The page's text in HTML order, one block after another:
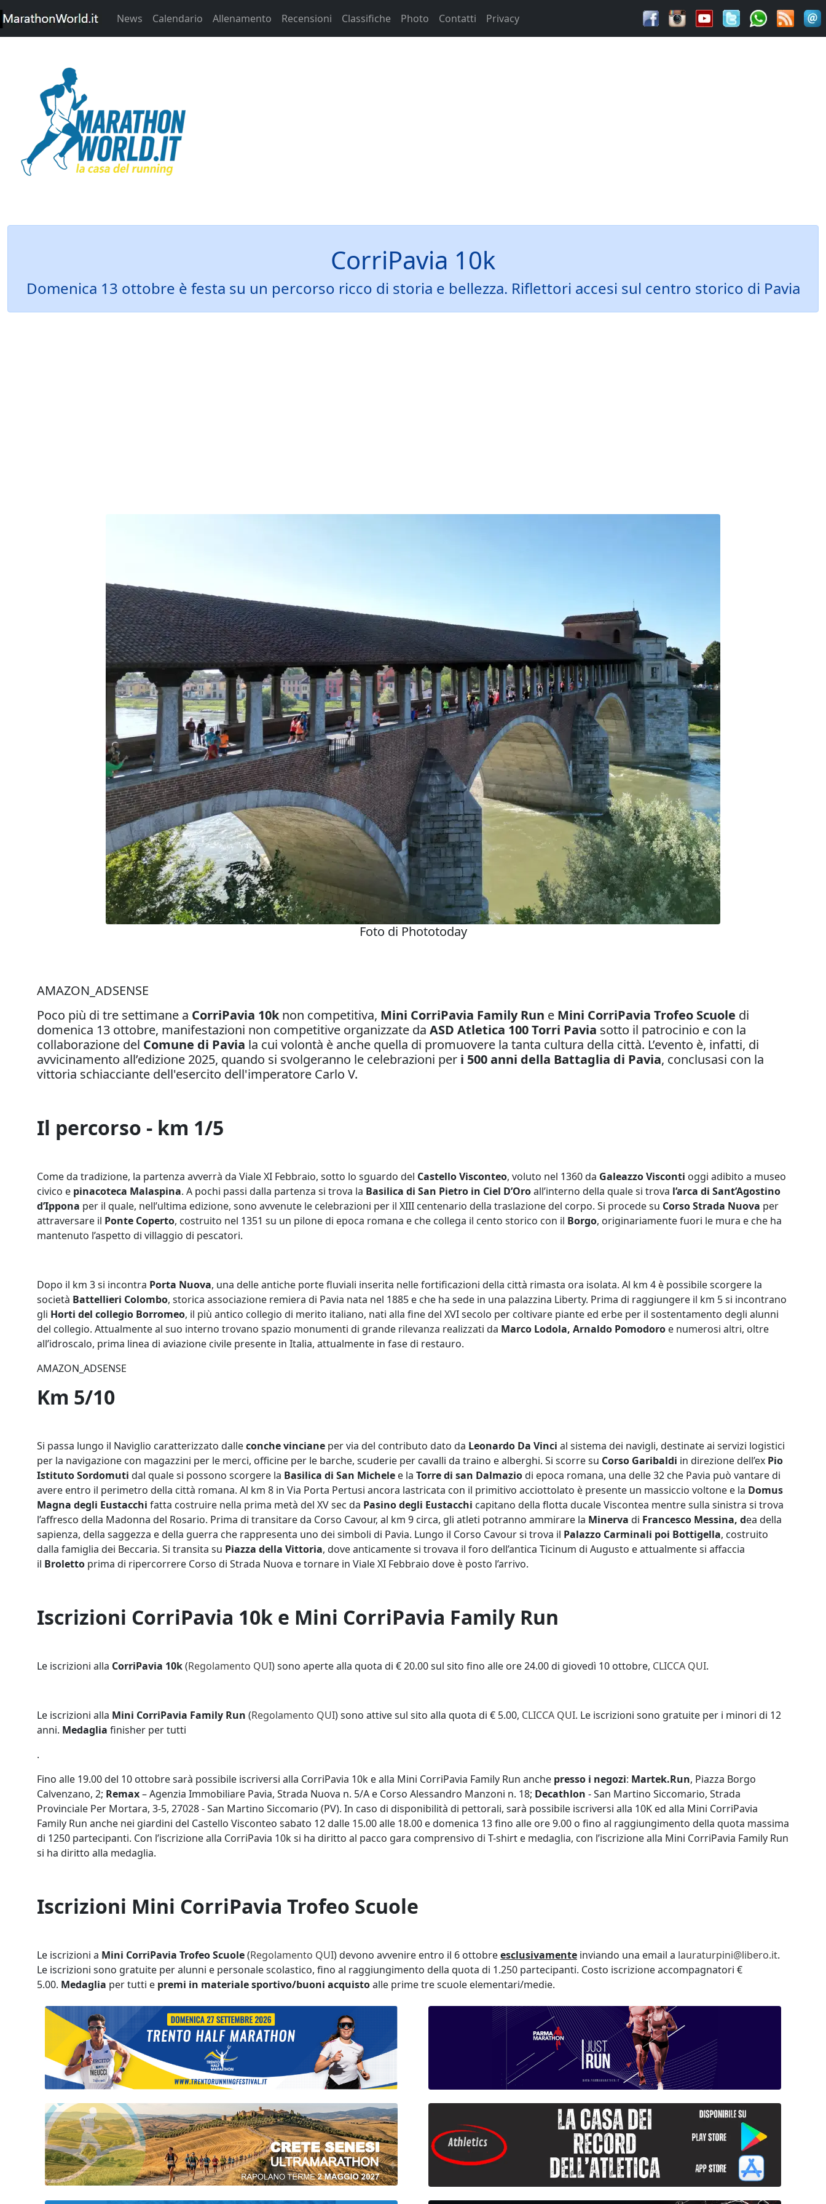
News Calendario Allenamento Recensioni Classifiche Photo Contatti Privacy
CorriPavia 10k
Domenica 13 ottobre è festa su un percorso ricco di storia e bellezza. Riflettori accesi sul centro storico di Pavia
Foto di Phototoday
AMAZON_ADSENSE
Poco più di tre settimane a CorriPavia 10knon competitiva, Mini CorriPavia Family Run e Mini CorriPavia Trofeo Scuole di
domenica 13 ottobre, manifestazioni non competitive organizzate da ASD Atletica 100 Torri Pavia sotto il patrocinio e con la
collaborazione del Comune di Pavia la cui volontà è anche quella di promuovere la tanta cultura della città. L’evento è, infatti, di
avvicinamento all’edizione 2025, quando si svolgeranno le celebrazioni per i 500 anni della Battaglia di Pavia, conclusasi con la
vittoria schiacciante dell'esercito dell'imperatore Carlo V.
Il percorso - km 1/5
Come da tradizione, la partenza avverrà da Viale XI Febbraio, sotto lo sguardo del Castello Visconteo, voluto nel 1360 da Galeazzo Visconti oggi adibito a museo
civico e pinacoteca Malaspina. A pochi passi dalla partenza si trova la Basilica di San Pietro in Ciel D’Oroall’interno della quale si trova l’arca di Sant’Agostino
d’Ippona per il quale, nell’ultima edizione, sono avvenute le celebrazioni per il XIII centenario della traslazione del corpo. Si procede su Corso Strada Nuova per
attraversare il Ponte Coperto, costruito nel 1351 su un pilone di epoca romana e che collega il cento storico con il Borgo, originariamente fuori le mura e che ha
mantenuto l’aspetto di villaggio di pescatori.
Dopo il km 3 si incontra Porta Nuova, una delle antiche porte fluviali inserita nelle fortificazioni della città rimasta ora isolata. Al km 4 è possibile scorgere la
società Battellieri Colombo, storica associazione remiera di Pavia nata nel 1885 e che ha sede in una palazzina Liberty. Prima di raggiungere il km 5 si incontrano
gli Horti del collegio Borromeo, il più antico collegio di merito italiano, nati alla fine del XVI secolo per coltivare piante ed erbe per il sostentamento degli alunni
del collegio. Attualmente al suo interno trovano spazio monumenti di grande rilevanza realizzati da Marco Lodola, Arnaldo Pomodoro e numerosi altri, oltre
all’idroscalo, prima linea di aviazione civile presente in Italia, attualmente in fase di restauro.
AMAZON_ADSENSE
Km 5/10
Si passa lungo il Naviglio caratterizzato dalleconche vinciane per via del contributo dato da Leonardo Da Vinci al sistema dei navigli, destinate ai servizi logistici
per la navigazione con magazzini per le merci, officine per le barche, scuderie per cavalli da traino e alberghi. Si scorre su Corso Garibaldi in direzione dell’ex Pio
Istituto Sordomuti dal quale si possono scorgere la Basilica di San Michele e la Torre di san Dalmaziodi epoca romana, una delle 32 che Pavia può vantare di
avere entro il perimetro della città romana. Al km 8 in Via Porta Pertusi ancora lastricata con il primitivo acciottolato è presente un massiccio voltone e la Domus
Magna degli Eustacchi fatta costruire nella prima metà del XV sec da Pasino degli Eustacchi capitano della flotta ducale Viscontea mentre sulla sinistra si trova
l’affresco della Madonna del Rosario. Prima di transitare da Corso Cavour, al km 9 circa, gli atleti potranno ammirare la Minerva di Francesco Messina, dea della
sapienza, della saggezza e della guerra che rappresenta uno dei simboli di Pavia. Lungo il Corso Cavour si trova il Palazzo Carminali poi Bottigella, costruito
dalla famiglia dei Beccaria. Si transita su Piazza della Vittoria, dove anticamente si trovava il foro dell’antica Ticinum di Augusto e attualmente si affaccia
il Broletto prima di ripercorrere Corso di Strada Nuova e tornare in Viale XI Febbraio dove è posto l’arrivo.
Iscrizioni CorriPavia 10k e Mini CorriPavia Family Run
Le iscrizioni alla CorriPavia 10k(Regolamento QUI) sono aperte alla quota di € 20.00 sul sito fino alle ore 24.00 di giovedì 10 ottobre, CLICCA QUI.
Le iscrizioni alla Mini CorriPavia Family Run (Regolamento QUI) sono attive sul sito alla quota di € 5.00, CLICCA QUI. Le iscrizioni sono gratuite per i minori di 12
anni. Medaglia finisher per tutti
.
Fino alle 19.00 del 10 ottobre sarà possibile iscriversi alla CorriPavia 10k e alla Mini CorriPavia Family Run anche presso i negozi: Martek.Run, Piazza Borgo
Calvenzano, 2; Remax– Agenzia Immobiliare Pavia, Strada Nuova n. 5/A e Corso Alessandro Manzoni n. 18; Decathlon - San Martino Siccomario, Strada
Provinciale Per Mortara, 3-5, 27028 - San Martino Siccomario (PV). In caso di disponibilità di pettorali, sarà possibile iscriversi alla 10K ed alla Mini CorriPavia
Family Run anche nei giardini del Castello Visconteo sabato 12 dalle 15.00 alle 18.00 e domenica 13 fino alle ore 9.00 o fino al raggiungimento della quota massima
di 1250 partecipanti. Con l’iscrizione alla CorriPavia 10k si ha diritto al pacco gara comprensivo di T-shirt e medaglia, con l’iscrizione alla Mini CorriPavia Family Run
si ha diritto alla medaglia.
Iscrizioni Mini CorriPavia Trofeo Scuole
Le iscrizioni a Mini CorriPavia Trofeo Scuole(Regolamento QUI) devono avvenire entro il 6 ottobreesclusivamente inviando una email a lauraturpini@libero.it.
Le iscrizioni sono gratuite per alunni e personale scolastico, fino al raggiungimento della quota di 1.250 partecipanti. Costo iscrizione accompagnatori €
5.00. Medaglia per tutti e premi in materiale sportivo/buoni acquistoalle prime tre scuole elementari/medie.